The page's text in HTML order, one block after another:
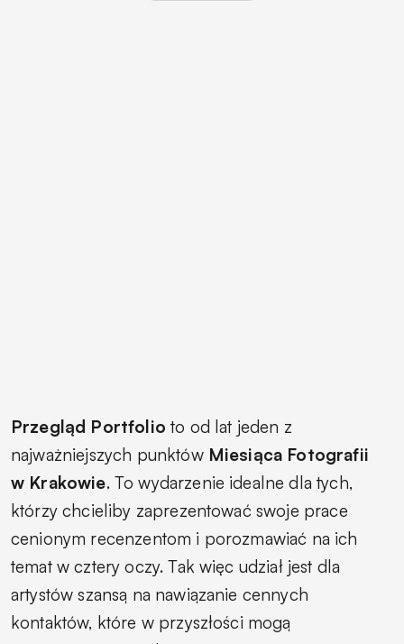
Przegląd Portfolio to od lat jeden z
najważniejszych punktów Miesiąca Fotografii
w Krakowie. To wydarzenie idealne dla tych,
którzy chcieliby zaprezentować swoje prace
cenionym recenzentom i porozmawiać na ich
temat w cztery oczy. Tak więc udział jest dla
artystów szansą na nawiązanie cennych
kontaktów, które w przyszłości mogą